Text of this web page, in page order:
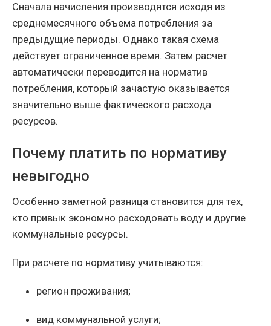
Сначала начисления производятся исходя из
среднемесячного объема потребления за
предыдущие периоды. Однако такая схема
действует ограниченное время. Затем расчет
автоматически переводится на норматив
потребления, который зачастую оказывается
значительно выше фактического расхода
ресурсов.
Почему платить по нормативу
невыгодно
Особенно заметной разница становится для тех,
кто привык экономно расходовать воду и другие
коммунальные ресурсы.
При расчете по нормативу учитываются:
регион проживания;
вид коммунальной услуги;